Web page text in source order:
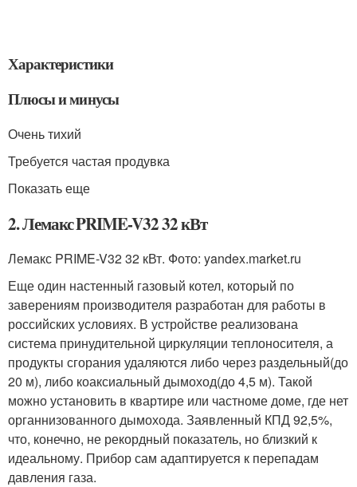
Характеристики
Плюсы и минусы
Очень тихий
Требуется частая продувка
Показать еще
2. Лемакс PRIME-V32 32 кВт
Лемакс PRIME-V32 32 кВт. Фото: yandex.market.ru
Еще один настенный газовый котел, который по
заверениям производителя разработан для работы в
российских условиях. В устройстве реализована
система принудительной циркуляции теплоносителя, а
продукты сгорания удаляются либо через раздельный(до
20 м), либо коаксиальный дымоход(до 4,5 м). Такой
можно установить в квартире или частноме доме, где нет
органнизованного дымохода. Заявленный КПД 92,5%,
что, конечно, не рекордный показатель, но близкий к
идеальному. Прибор сам адаптируется к перепадам
давления газа.